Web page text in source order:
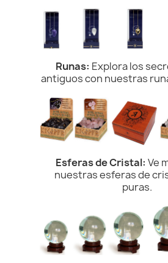
Runas: Explora los
antiguos con nuestras
Esferas de Cristal: Ve
nuestras esferas de
puras.